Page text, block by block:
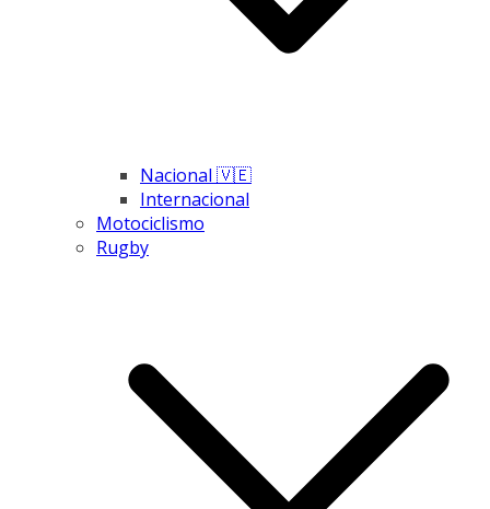
Nacional 🇻🇪
Internacional
Motociclismo
Rugby